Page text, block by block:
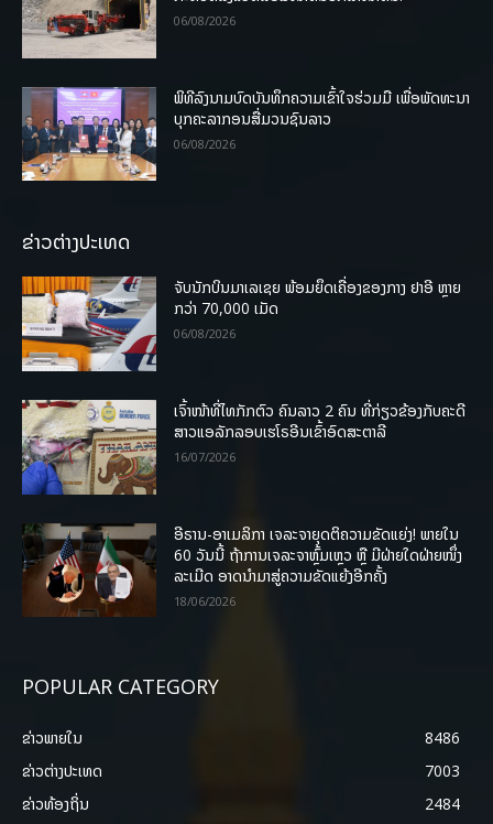
06/08/2026
ພິທີລົງນາມບົດບັນທຶກຄວາມເຂົ້າໃຈຮ່ວມມື ເພື່ອພັດທະນາ
ບຸກຄະລາກອນສື່ມວນຊົນລາວ
06/08/2026
ຂ່າວຕ່າງປະເທດ
ຈັບນັກບິນມາເລເຊຍ ພ້ອມຍຶດເຄື່ອງຂອງກາງ ຢາອີ ຫຼາຍ
ກວ່າ 70,000 ເມັດ
06/08/2026
ເຈົ້າໜ້າທີ່ໄທກັກຕົວ ຄົນລາວ 2 ຄົນ ທີ່ກ່ຽວຂ້ອງກັບຄະດີ
ສາວແອລັກລອບເຮໂຣອີນເຂົ້າອົດສະຕາລີ
16/07/2026
ອີຣານ-ອາເມລິກາ ເຈລະຈາຍຸດຕິຄວາມຂັດແຍ່ງ! ພາຍໃນ
60 ວັນນີ້ ຖ້າການເຈລະຈາຫຼົ້ມເຫຼວ ຫຼື ມີຝ່າຍໃດຝ່າຍໜຶ່ງ
ລະເມີດ ອາດນໍາມາສູ່ຄວາມຂັດແຍ້ງອີກຄັ້ງ
18/06/2026
POPULAR CATEGORY
ຂ່າວພາຍ​ໃນ
8486
ຂ່າວຕ່າງປະເທດ
7003
ຂ່າວທ້ອງຖິ່ນ
2484